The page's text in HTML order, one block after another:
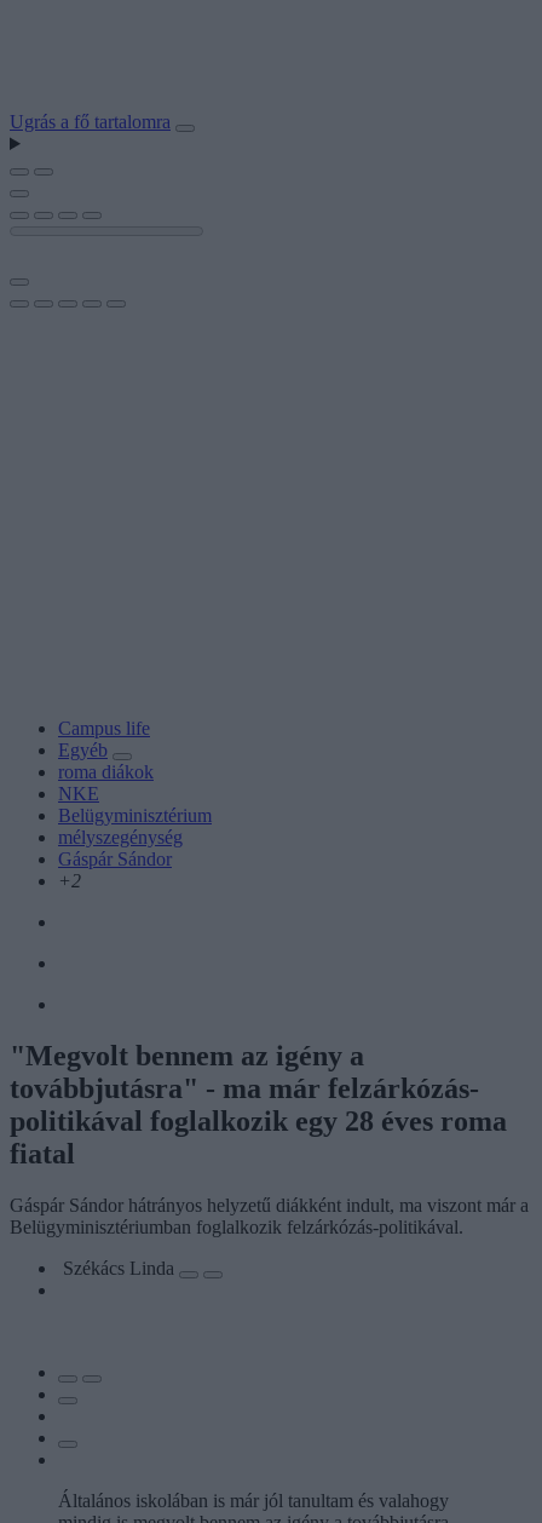
Ugrás a fő tartalomra
Campus life
Egyéb
roma diákok
NKE
Belügyminisztérium
mélyszegénység
Gáspár Sándor
+2
"Megvolt bennem az igény a
továbbjutásra" - ma már felzárkózás-
politikával foglalkozik egy 28 éves roma
fiatal
Gáspár Sándor hátrányos helyzetű diákként indult, ma viszont már a
Belügyminisztériumban foglalkozik felzárkózás-politikával.
Székács Linda
Általános iskolában is már jól tanultam és valahogy